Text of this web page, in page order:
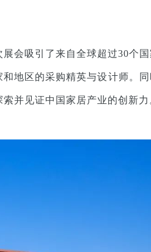
会吸引了来自全球超过30个
地区的采购精英与设计师。同
并见证中国家居产业的创新力